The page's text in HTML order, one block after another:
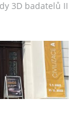
3D badatelů II